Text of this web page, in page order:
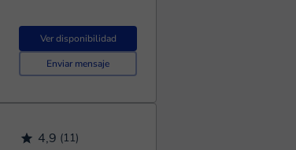
Ver disponibilidad
Enviar mensaje
4,9 (11)